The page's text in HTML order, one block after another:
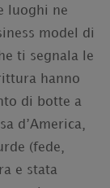
luoghi ne
model di
ti segnala le
hanno
di botte a
d’America,
(fede,
e stata